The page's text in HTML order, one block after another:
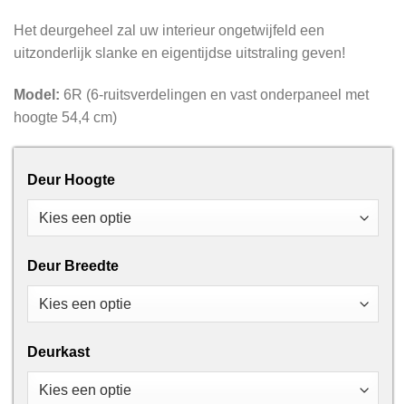
Het deurgeheel zal uw interieur ongetwijfeld een
uitzonderlijk slanke en eigentijdse uitstraling geven!
Model: 6R (6-ruitsverdelingen en vast onderpaneel met
hoogte 54,4 cm)
Deur Hoogte
Deur Breedte
Deurkast